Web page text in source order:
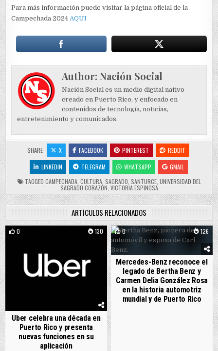
Para más información puede visitar la página oficial de la
Campechada 2024AQUI
Author:Nación Social
Nación Social es un medio digital nativo
creado en Puerto Rico, y enfocado en
contenidos de tecnología, noticias,
entretenimiento y comunicados.
SHARE: X FACEBOOK PINTEREST
REDDIT
LINKEDIN
TELEGRAM WHATSAPP
GMAIL
TAGGED CAMPECHADA, CULTURA, SAGRADO SANTURCE, UNIVERSIDAD DEL
SAGRADO CORAZÓN VICTORIA ESPINOSA
ARTÍCULOS RELACIONADOS
0 130
Uber celebra una década en
Puerto Rico y presenta
nuevas funciones en su
aplicación
0 126
Mercedes-Benz reconoce el
legado de Bertha Benz y
Carmen Delia González Rosa
en la historia automotriz
mundial y de Puerto Rico